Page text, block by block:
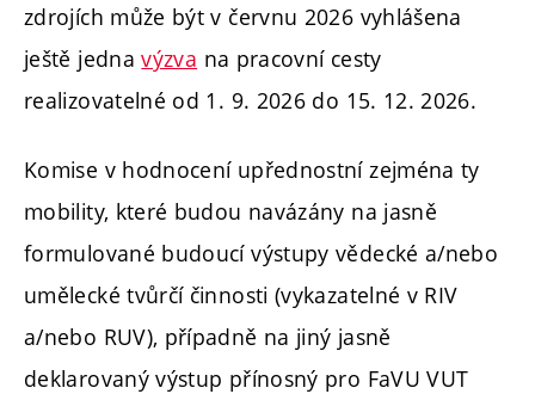
zdrojích může být v červnu 2026 vyhlášena
ještě jednavýzva na pracovní cesty
realizovatelné od 1. 9. 2026 do 15. 12. 2026.
Komise v hodnocení upřednostní zejména ty
mobility, které budou navázány na jasně
formulované budoucí výstupy vědecké a/nebo
umělecké tvůrčí činnosti (vykazatelné v RIV
a/nebo RUV), případně na jiný jasně
deklarovaný výstup přínosný pro FaVU VUT